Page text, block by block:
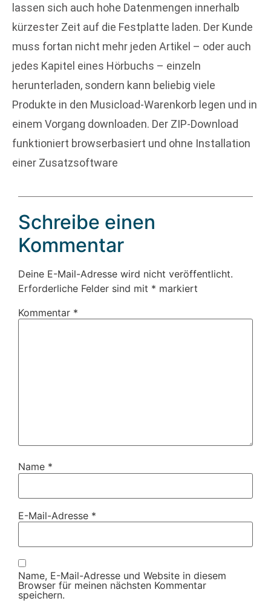
lassen sich auch hohe Datenmengen innerhalb
kürzester Zeit auf die Festplatte laden. Der Kunde
muss fortan nicht mehr jeden Artikel – oder auch
jedes Kapitel eines Hörbuchs – einzeln
herunterladen, sondern kann beliebig viele
Produkte in den Musicload-Warenkorb legen und in
einem Vorgang downloaden. Der ZIP-Download
funktioniert browserbasiert und ohne Installation
einer Zusatzsoftware
Schreibe einen
Kommentar
Deine E-Mail-Adresse wird nicht veröffentlicht.
Erforderliche Felder sind mit * markiert
Kommentar *
Name *
E-Mail-Adresse *
Name, E-Mail-Adresse und Website in diesem
Browser für meinen nächsten Kommentar
speichern.